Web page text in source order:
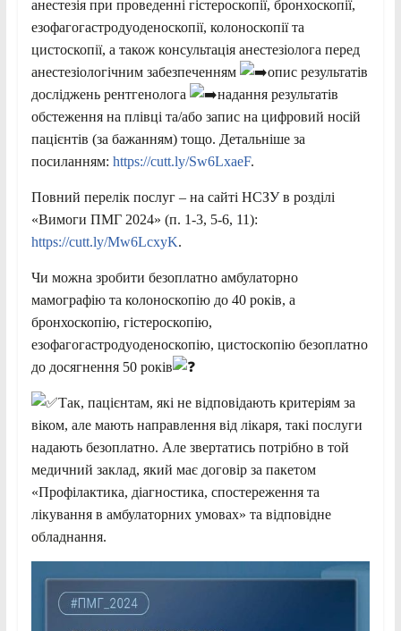
анестезія при проведенні гістероскопії, бронхоскопії,
езофагогастродуоденоскопії, колоноскопії та
цистоскопії, а також консультація анестезіолога перед
анестезіологічним забезпеченням
опис результатів
досліджень рентгенолога
надання результатів
обстеження на плівці та/або запис на цифровий носій
пацієнтів (за бажанням) тощо. Детальніше за
посиланням: https://cutt.ly/Sw6LxaeF.
Повний перелік послуг – на сайті НСЗУ в розділі
«Вимоги ПМГ 2024» (п. 1-3, 5-6, 11):
https://cutt.ly/Mw6LcxyK.
Чи можна зробити безоплатно амбулаторно
мамографію та колоноскопію до 40 років, а
бронхоскопію, гістероскопію,
езофагогастродуоденоскопію, цистоскопію безоплатно
до досягнення 50 років
Так, пацієнтам, які не відповідають критеріям за
віком, але мають направлення від лікаря, такі послуги
надають безоплатно. Але звертатись потрібно в той
медичний заклад, який має договір за пакетом
«Профілактика, діагностика, спостереження та
лікування в амбулаторних умовах» та відповідне
обладнання.